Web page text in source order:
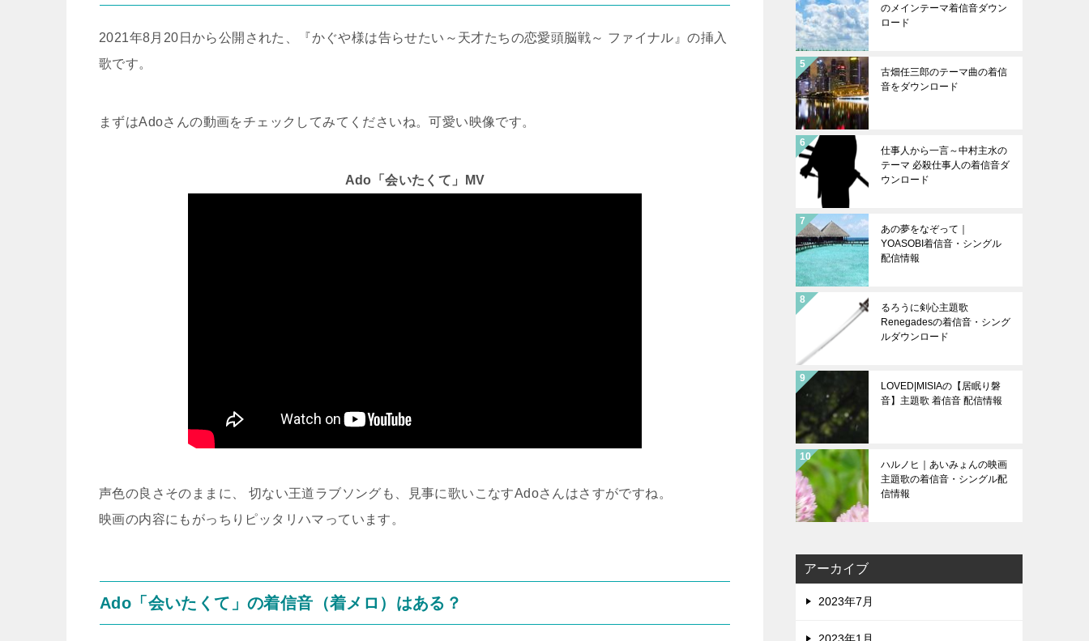
2021年8月20日から公開された、『かぐや様は告らせたい～天才たちの恋愛頭脳戦～ ファイナル』の挿入
歌です。
まずはAdoさんの動画をチェックしてみてくださいね。可愛い映像です。
Ado「会いたくて」MV
声色の良さそのままに、 切ない王道ラブソングも、見事に歌いこなすAdoさんはさすがですね。
映画の内容にもがっちりピッタリハマっています。
Ado「会いたくて」の着信音（着メロ）はある？
のメインテーマ着信音ダウン
ロード
古畑任三郎のテーマ曲の着信
音をダウンロード
仕事人から一言～中村主水の
テーマ 必殺仕事人の着信音ダ
ウンロード
あの夢をなぞって｜
YOASOBI着信音・シングル
配信情報
るろうに剣心主題歌
Renegadesの着信音・シング
ルダウンロード
LOVED|MISIAの【居眠り磐
音】主題歌 着信音 配信情報
ハルノヒ｜あいみょんの映画
主題歌の着信音・シングル配
信情報
アーカイブ
2023年7月